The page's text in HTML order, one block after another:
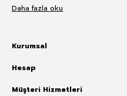
Daha fazla oku
Kurumsal
Hesap
Müşteri Hizmetleri